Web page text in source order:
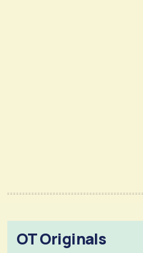
OT Originals